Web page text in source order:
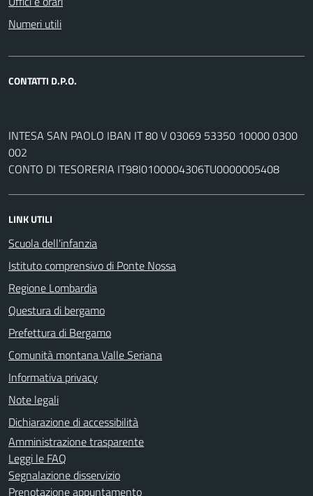
Numeri utili
CONTATTI D.P.O.
INTESA SAN PAOLO IBAN IT 80 V 03069 53350 10000 0300
002
CONTO DI TESORERIA IT98I0100004306TU0000005408
LINK UTILI
Scuola dell'infanzia
Istituto comprensivo di Ponte Nossa
Regione Lombardia
Questura di bergamo
Prefettura di Bergamo
Comunità montana Valle Seriana
Informativa privacy
Note legali
Dichiarazione di accessibilità
Amministrazione trasparente
Leggi le FAQ
Segnalazione disservizio
Prenotazione appuntamento